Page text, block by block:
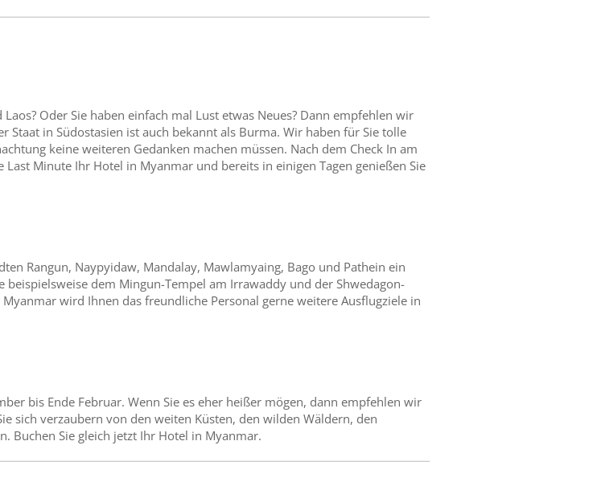
Oder Sie haben einfach mal Lust etwas Neues? Dann empfehlen wir
Staat in Südostasien ist auch bekannt als Burma. Wir haben für Sie tolle
keine weiteren Gedanken machen müssen. Nach dem Check In am
Minute Ihr Hotel in Myanmar und bereits in einigen Tagen genießen Sie
Rangun, Naypyidaw, Mandalay, Mawlamyaing, Bago und Pathein ein
beispielsweise dem Mingun-Tempel am Irrawaddy und der Shwedagon-
wird Ihnen das freundliche Personal gerne weitere Ausflugziele in
bis Ende Februar. Wenn Sie es eher heißer mögen, dann empfehlen wir
sich verzaubern von den weiten Küsten, den wilden Wäldern, den
Buchen Sie gleich jetzt Ihr Hotel in Myanmar.